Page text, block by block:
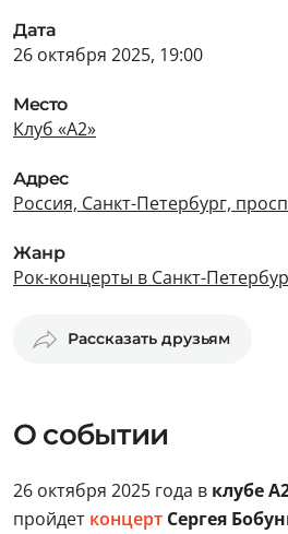
Дата
26 октября 2025, 19:00
Место
Клуб «А2»
Адрес
Россия, Санкт-Петербург,
Жанр
Рок-концерты в Санкт-
Рассказать друзьям
О событии
26 октября 2025 года в клубе
пройдет концерт Сергея